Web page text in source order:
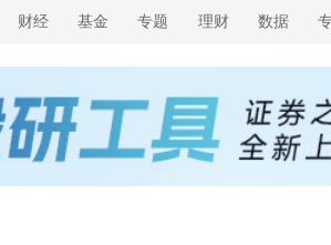
财经 基金 专题 理财 数据